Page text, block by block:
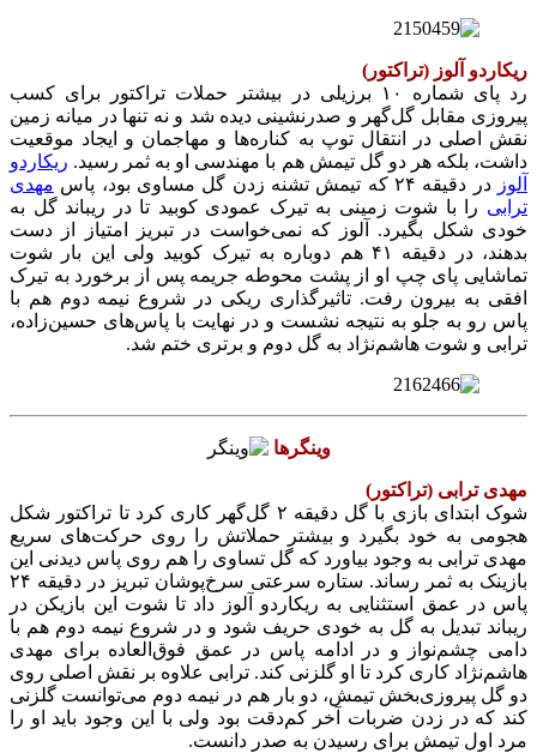
ریکاردو آلوز (تراکتور)
رد پای شماره ۱۰ برزیلی در بیشتر حملات تراکتور برای کسب
پیروزی مقابل گل‌گهر و صدرنشینی دیده شد و نه تنها در میانه زمین
نقش اصلی در انتقال توپ به کناره‌ها و مهاجمان و ایجاد موقعیت
داشت، بلکه هر دو گل تیمش هم با مهندسی او به ثمر رسید. ریکاردو
آلوز در دقیقه ۲۴ که تیمش تشنه زدن گل مساوی بود، پاس
مهدی
ترابی را با شوت زمینی به تیرک عمودی کوبید تا در ریباند گل به
خودی شکل بگیرد. آلوز که نمی‌خواست در تبریز امتیاز از دست
بدهند، در دقیقه ۴۱ هم دوباره به تیرک کوبید ولی این بار شوت
تماشایی پای چپ او از پشت محوطه جریمه پس از برخورد به تیرک
افقی به بیرون رفت. تاثیرگذاری ریکی در شروع نیمه دوم هم با
پاس رو به جلو به نتیجه نشست و در نهایت با پاس‌های حسین‌زاده،
ترابی و شوت هاشم‌نژاد به گل دوم و برتری ختم شد.
وینگرها
مهدی ترابی (تراکتور)
شوک ابتدای بازی با گل دقیقه ۲ گل‌گهر کاری کرد تا تراکتور شکل
هجومی به خود بگیرد و بیشتر حملاتش را روی حرکت‌های سریع
مهدی ترابی به وجود بیاورد که گل تساوی را هم روی پاس دیدنی این
بازینک به ثمر رساند. ستاره سرعتی سرخ‌پوشان تبریز در دقیقه ۲۴
پاس در عمق استثنایی به ریکاردو آلوز داد تا شوت این بازیکن در
ریباند تبدیل به گل به خودی حریف شود و در شروع نیمه دوم هم با
دامی چشم‌نواز و در ادامه پاس در عمق فوق‌العاده برای مهدی
هاشم‌نژاد کاری کرد تا او گلزنی کند. ترابی علاوه بر نقش اصلی روی
دو گل پیروزی‌بخش تیمش، دو بار هم در نیمه دوم می‌توانست گلزنی
کند که در زدن ضربات آخر کم‌دقت بود ولی با این وجود باید او را
مرد اول تیمش برای رسیدن به صدر دانست.